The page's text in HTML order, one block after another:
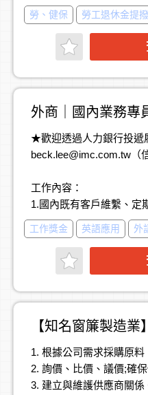
此次招募正職業務助理（
協助業務團隊處理客戶資
業務行政、帳務追蹤及
作，確保商業流程順暢運
【工作內容】
▍業務支援
• 維護 CRM（Salesforce
• 協助製作業務簡報、分
• 支援業務日常行政作業
▍帳務與行政支援
• 協助客戶帳款核對及應
• 跟進未結事項，協助跨
• 支援業務相關行政及商
▍專案與主管支援
• 協助跨部門專案追蹤與
• 新北市中和區板南路
鐘）
勞、健保 勞工退休金提撥
外商｜國內業務專
★歡迎透過人力銀行投遞
beck.lee@imc.com.tw （
工作內容：
1.國內既有客戶維繫、定
2.產品報價、帳款回收及
3.國內外參展、跨部門專
4.其他主管交辦事項
工作獎金 英語應用 外
1. 根據公司需求採購原料
2. 詢價、比價、議價;確
3. 建立與維護供應商關係